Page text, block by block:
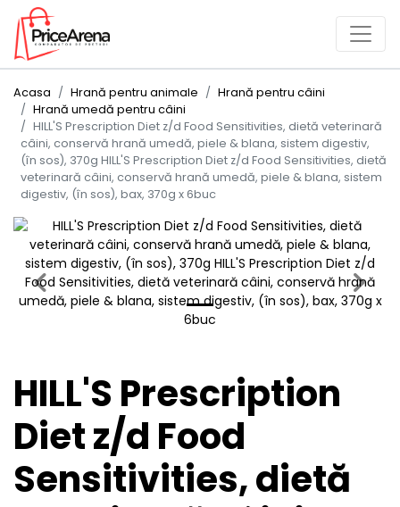
Acasa Hrană pentru animale
Hrană pentru câini
Hrană umedă pentru câini
HILL'S Prescription Diet z/d Food Sensitivities, dietă veterinară
câini, conservă hrană umedă, piele & blana, sistem digestiv,
(în sos), 370g HILL'S Prescription Diet z/d Food Sensitivities, dietă
veterinară câini, conservă hrană umedă, piele & blana, sistem
digestiv, (în sos), bax, 370g x 6buc
Previous Next
HILL'S Prescription
Diet z/d Food
Sensitivities, dietă